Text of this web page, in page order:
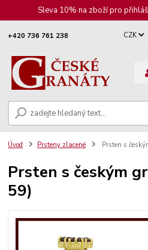
Sleva 10% na zboží pro
CZK
+420 736 761 238
Úvod Prsteny zlacené Prsten s
Prsten s českým
59)